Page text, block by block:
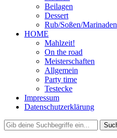
Beilagen
Dessert
Rub/Soßen/Marinaden
HOME
Mahlzeit!
On the road
Meisterschaften
Allgemein
Party time
Testecke
Impressum
Datenschutzerklärung